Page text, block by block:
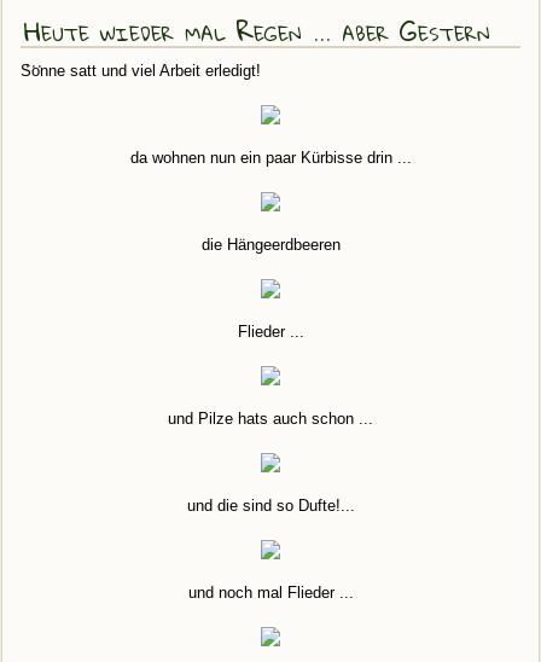
Heute wieder mal Regen ... aber Gestern
...
Sonne satt und viel Arbeit erledigt!
da wohnen nun ein paar Kürbisse drin ...
die Hängeerdbeeren
Flieder ...
und Pilze hats auch schon ...
und die sind so Dufte!...
und noch mal Flieder ...